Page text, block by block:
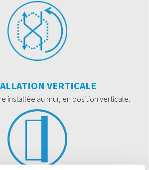
VERTICALE
installée au mur, en position verticale.